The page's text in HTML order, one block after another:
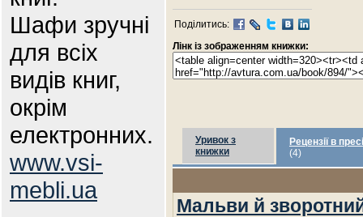
Шафи зручні
для всіх
видів книг,
окрім
електронних.
www.vsi-
mebli.ua
Поділитись:
Лінк із зображенням книжки:
Уривок з
книжки
Рецензії в пресі
(4)
Мальви й